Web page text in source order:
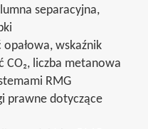
separacyjna,
wskaźnik
CO₂, liczba metanowa
RMG
prawne dotyczące